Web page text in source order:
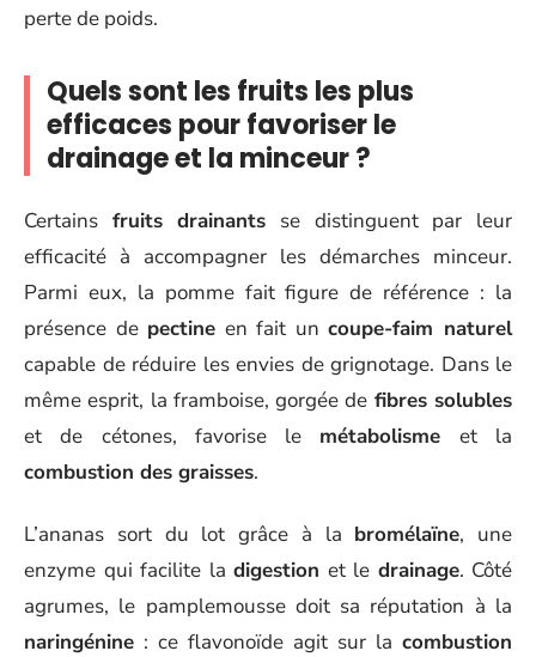
perte de poids.
Quels sont les fruits les plus
efficaces pour favoriser le
drainage et la minceur ?
Certains fruits drainants se distinguent par leur
efficacité à accompagner les démarches minceur.
Parmi eux, la pomme fait figure de référence : la
présence de pectine en fait uncoupe-faim naturel
capable de réduire les envies de grignotage. Dans le
même esprit, la framboise, gorgée de fibres solubles
et de cétones, favorise le métabolisme et la
combustion des graisses.
L’ananas sort du lot grâce à la bromélaïne, une
enzyme qui facilite la digestion et le drainage. Côté
agrumes, le pamplemousse doit sa réputation à la
naringénine : ce flavonoïde agit sur la combustion